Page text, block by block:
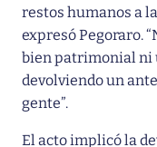
restos humanos a
expresó Pegoraro.
bien patrimonial ni
devolviendo un
gente”.
El acto implicó la